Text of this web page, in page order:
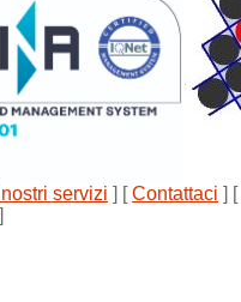
I nostri servizi ] [Contattaci ] [
]